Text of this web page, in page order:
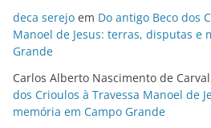
deca serejo em Do antigo Beco dos
Manoel de Jesus: terras, disputas e
Grande
Carlos Alberto Nascimento de
dos Crioulos à Travessa Manoel de
memória em Campo Grande